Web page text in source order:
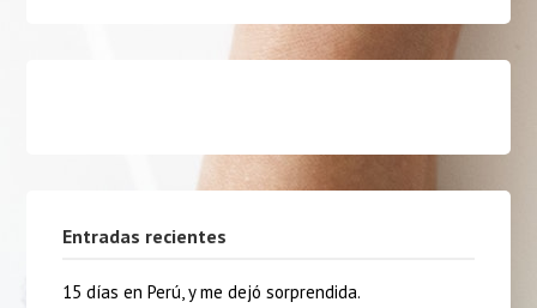
Entradas recientes
15 días en Perú, y me dejó sorprendida.